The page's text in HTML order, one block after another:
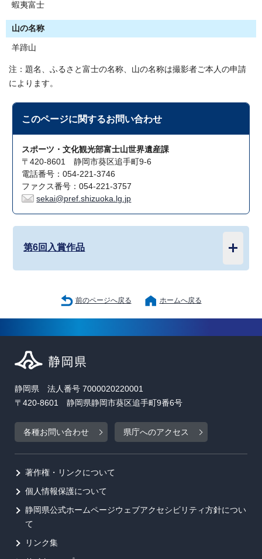
蝦夷富士
山の名称
羊蹄山
注：題名、ふるさと富士の名称、山の名称は撮影者ご本人の申請
によります。
このページに関するお問い合わせ
スポーツ・文化観光部富士山世界遺産課
〒420-8601 静岡市葵区追手町9-6
電話番号：054-221-3746
ファクス番号：054-221-3757
sekai@pref.shizuoka.lg.jp
第6回入賞作品
前のページへ戻る ホームへ戻る
静岡県 法人番号 7000020220001
〒420-8601 静岡県静岡市葵区追手町9番6号
各種お問い合わせ 県庁へのアクセス
著作権・リンクについて
個人情報保護について
静岡県公式ホームページウェブアクセシビリティ方針につい
て
リンク集